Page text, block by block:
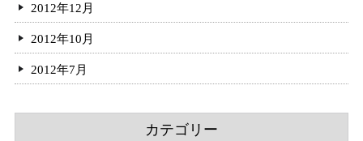
2012年12月
2012年10月
2012年7月
カテゴリー